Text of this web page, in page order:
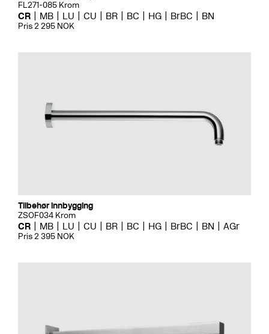
FL271-085 Krom
CR MB LU CU BR BC HG BrBC BN
Pris 2 295 NOK
Tilbehør innbygging
ZSOF034 Krom
CR MB LU CU BR BC HG BrBC BN AGr
Pris 2 395 NOK